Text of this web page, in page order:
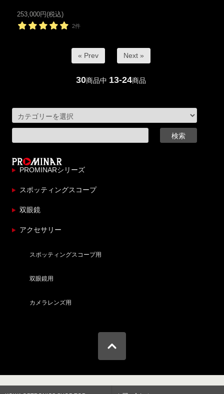
253,000円(税込)
2件
« Prev Next »
30商品中 13-24商品
PROMINARシリーズ
スポッティングスコープ
双眼鏡
アクセサリー
スポッティングスコープ用
双眼鏡用
カメラレンズ用